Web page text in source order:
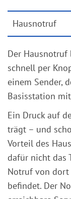
Hausnotruf
Der
schnell per
einem Sender,
Basisstation
Ein Druck auf
trägt – und
Vorteil des
dafür nicht das
Notruf von dort
befindet. Der